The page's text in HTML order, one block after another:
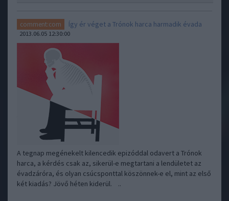
comment:com Így ér véget a Trónok harca harmadik évada
2013.06.05 12:30:00
A tegnap megénekelt kilencedik epizóddal odavert a Trónok
harca, a kérdés csak az, sikerül-e megtartani a lendületet az
évadzáróra, és olyan csúcsponttal köszönnek-e el, mint az első
két kiadás? Jövő héten kiderül. ..